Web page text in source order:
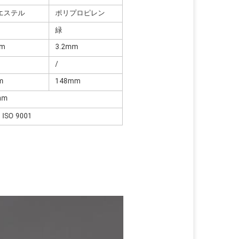
ステル ポリプロピレン
緑
3.2mm
/
148mm
ISO 9001